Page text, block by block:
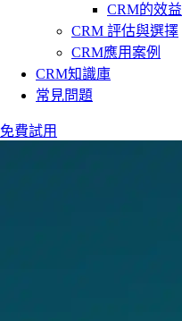
CRM的效益
CRM 評估與選擇
CRM應用案例
CRM知識庫
常見問題
免費試用